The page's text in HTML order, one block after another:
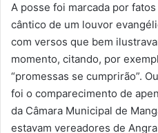
A posse foi marcada por
cântico de um louvor
com versos que bem
momento, citando, por
“promessas se cumprirão”.
foi o comparecimento de
da Câmara Municipal de
estavam vereadores de